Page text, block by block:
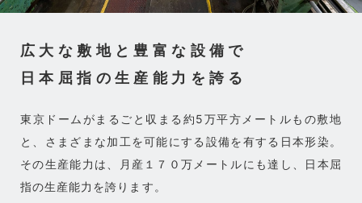
広大な敷地と豊富な設備で
日本屈指の生産能力を誇る
東京ドームがまるごと収まる約5万平方メートルもの敷地
と、さまざまな加工を可能にする設備を有する日本形染。
その生産能力は、月産１７０万メートルにも達し、日本屈
指の生産能力を誇ります。